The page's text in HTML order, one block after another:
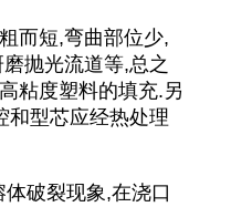
而短,弯曲部位少,
抛光流道等,总之
粘度塑料的填充.另
和型芯应经热处理
破裂现象,在浇口